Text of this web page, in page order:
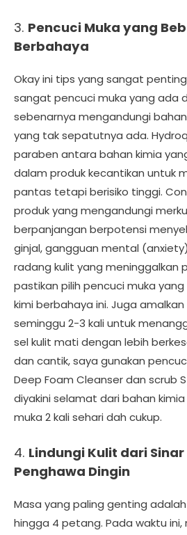
3. Pencuci Muka yang
Berbahaya
Okay ini tips yang sangat
sangat pencuci muka yang ada
sebenarnya mengandungi
yang tak sepatutnya ada.
paraben antara bahan kimia
dalam produk kecantikan untuk
pantas tetapi berisiko tinggi.
produk yang mengandungi
berpanjangan berpotensi
ginjal, gangguan mental
radang kulit yang meninggalkan
pastikan pilih pencuci muka
kimi berbahaya ini. Juga
seminggu 2-3 kali untuk
sel kulit mati dengan lebih
dan cantik, saya gunakan
Deep Foam Cleanser dan scrub
diyakini selamat dari bahan
muka 2 kali sehari dah cukup.
4. Lindungi Kulit dari
Penghawa Dingin
Masa yang paling genting
hingga 4 petang. Pada waktu ini,